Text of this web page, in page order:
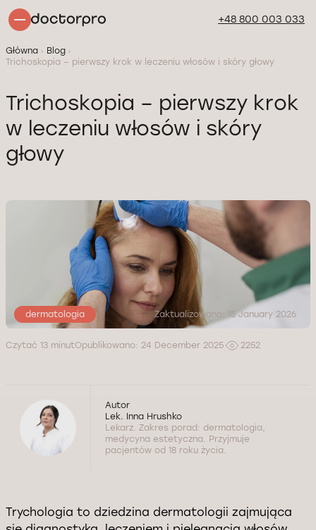
+48 800 003 033
Główna
Blog
Trichoskopia – pierwszy krok w leczeniu włosów i skóry głowy
Trichoskopia – pierwszy krok
w leczeniu włosów i skóry
głowy
dermatologia Zaktualizowano: 15 January 2026
Czytać 13 minutOpublikowano: 24 December 2025 2252
Autor
Lek. Inna Hrushko
Lekarz. Zakres porad: dermatologia,
medycyna estetyczna. Przyjmuje
pacjentów od 18 roku życia.
Trychologia to dziedzina dermatologii zajmująca